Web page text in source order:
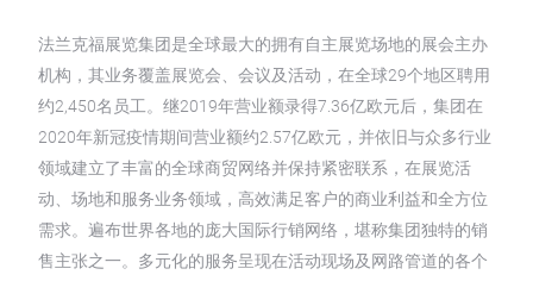
法兰克福展览集团是全球最大的拥有自主展览场地的展会主办
机构，其业务覆盖展览会、会议及活动，在全球29个地区聘用
约2,450名员工。继2019年营业额录得7.36亿欧元后，集团在
2020年新冠疫情期间营业额约2.57亿欧元，并依旧与众多行业
领域建立了丰富的全球商贸网络并保持紧密联系，在展览活
动、场地和服务业务领域，高效满足客户的商业利益和全方位
需求。遍布世界各地的庞大国际行销网络，堪称集团独特的销
售主张之一。多元化的服务呈现在活动现场及网路管道的各个